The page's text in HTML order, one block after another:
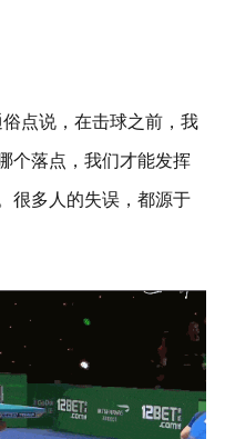
俗点说，在击球之前，我
个落点，我们才能发挥
很多人的失误，都源于